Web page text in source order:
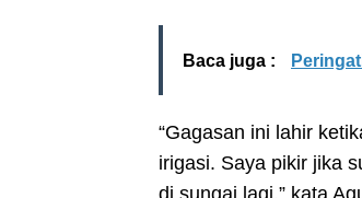
Baca juga :
“Gagasan ini lahir
irigasi. Saya pikir jika
di sungai lagi,” kata